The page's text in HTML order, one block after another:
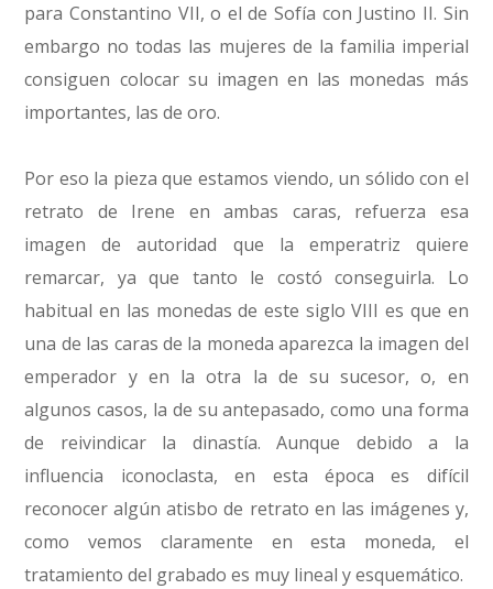
para Constantino VII, o el de Sofía con Justino II. Sin
embargo no todas las mujeres de la familia imperial
consiguen colocar su imagen en las monedas más
importantes, las de oro.
Por eso la pieza que estamos viendo, un sólido con el
retrato de Irene en ambas caras, refuerza esa
imagen de autoridad que la emperatriz quiere
remarcar, ya que tanto le costó conseguirla. Lo
habitual en las monedas de este siglo VIII es que en
una de las caras de la moneda aparezca la imagen del
emperador y en la otra la de su sucesor, o, en
algunos casos, la de su antepasado, como una forma
de reivindicar la dinastía. Aunque debido a la
influencia iconoclasta, en esta época es difícil
reconocer algún atisbo de retrato en las imágenes y,
como vemos claramente en esta moneda, el
tratamiento del grabado es muy lineal y esquemático.